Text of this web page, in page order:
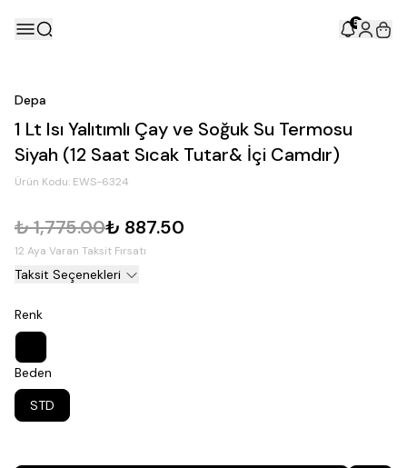
5
Depa
1 Lt Isı Yalıtımlı Çay ve Soğuk Su Termosu
Siyah (12 Saat Sıcak Tutar& İçi Camdır)
Ürün Kodu: EWS-6324
₺ 1,775.00₺ 887.50
12 Aya Varan Taksit Fırsatı
Taksit Seçenekleri
Renk
Beden
STD